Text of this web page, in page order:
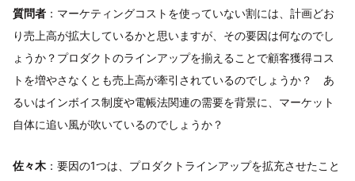
質問者 ：マーケティングコストを使っていない割には、計画どお
り売上高が拡大しているかと思いますが、その要因は何なのでし
ょうか？プロダクトのラインアップを揃えることで顧客獲得コス
トを増やさなくとも売上高が牽引されているのでしょうか？ あ
るいはインボイス制度や電帳法関連の需要を背景に、マーケット
自体に追い風が吹いているのでしょうか？
佐々木 ：要因の1つは、プロダクトラインアップを拡充させたこと